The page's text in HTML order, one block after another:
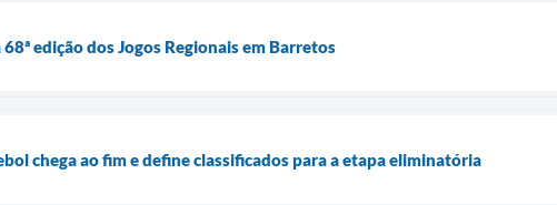
edição dos Jogos Regionais em Barretos
chega ao fim e define classificados para a etapa eliminatória